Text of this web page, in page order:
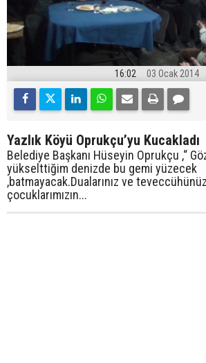
16:02 03 Ocak 2014
Yazlık Köyü Oprukçu’yu Kucakladı
Belediye Başkanı Hüseyin Oprukçu ,“
yükselttiğim denizde bu gemi yüzecek
,batmayacak.Dualarınız ve
çocuklarımızın...